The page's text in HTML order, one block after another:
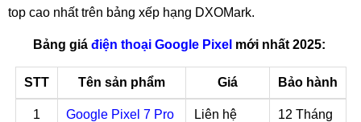
top cao nhất trên bảng xếp hạng DXOMark.
Bảng giá điện thoại Google Pixel mới nhất 2025:
STT Tên sản phẩm Giá Bảo hành
1 Google Pixel 7 Pro Liên hệ 12 Tháng